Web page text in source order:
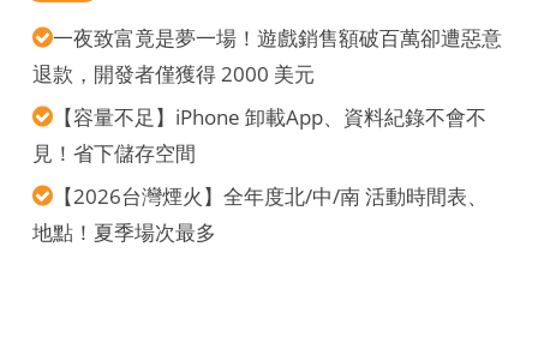
一夜致富竟是夢一場！遊戲銷售額破百萬卻遭惡意
退款，開發者僅獲得 2000 美元
【容量不足】iPhone 卸載App、資料紀錄不會不
見！省下儲存空間
【2026台灣煙火】全年度北/中/南 活動時間表、
地點！夏季場次最多